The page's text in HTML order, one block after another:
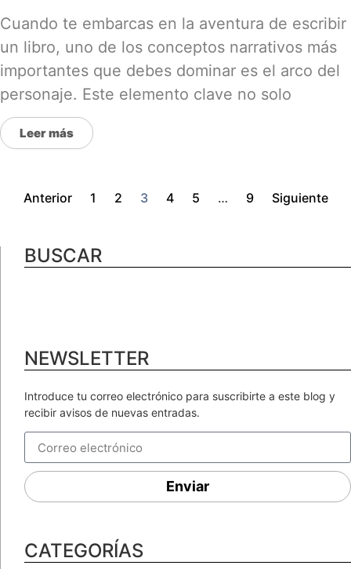
Cuando te embarcas en la aventura de escribir
un libro, uno de los conceptos narrativos más
importantes que debes dominar es el arco del
personaje. Este elemento clave no solo
Leer más
Anterior 1 2 3 4 5 … 9 Siguiente
BUSCAR
NEWSLETTER
Introduce tu correo electrónico para suscribirte a este blog y
recibir avisos de nuevas entradas.
Enviar
CATEGORÍAS